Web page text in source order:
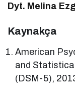
Dyt. Melina
Kaynakça
American
and
(DSM-5),